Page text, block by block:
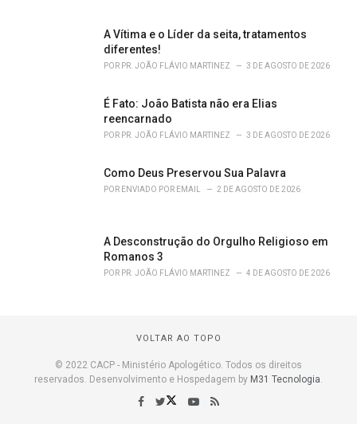
A Vítima e o Líder da seita, tratamentos
diferentes!
POR PR. JOÃO FLÁVIO MARTINEZ 3 DE AGOSTO DE 2026
É Fato: João Batista não era Elias
reencarnado
POR PR. JOÃO FLÁVIO MARTINEZ 3 DE AGOSTO DE 2026
Como Deus Preservou Sua Palavra
POR ENVIADO POR EMAIL 2 DE AGOSTO DE 2026
A Desconstrução do Orgulho Religioso em
Romanos 3
POR PR. JOÃO FLÁVIO MARTINEZ 4 DE AGOSTO DE 2026
VOLTAR AO TOPO
© 2022 CACP - Ministério Apologético. Todos os direitos
reservados. Desenvolvimento e Hospedagem by M31 Tecnologia.